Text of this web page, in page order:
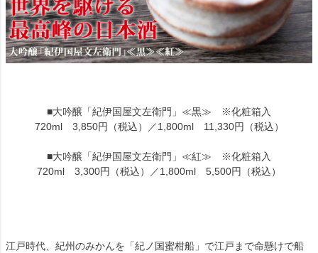
■大吟醸「紀伊国屋文左衛門」≪黒≫ ※化粧箱入
720ml 3,850円（税込）／1,800ml 11,330円（税込）
■大吟醸「紀伊国屋文左衛門」≪紅≫ ※化粧箱入
720ml 3,300円（税込）／1,800ml 5,500円（税込）
江戸時代、紀州のみかんを「紀ノ国蜜柑船」で江戸まで命懸けで船